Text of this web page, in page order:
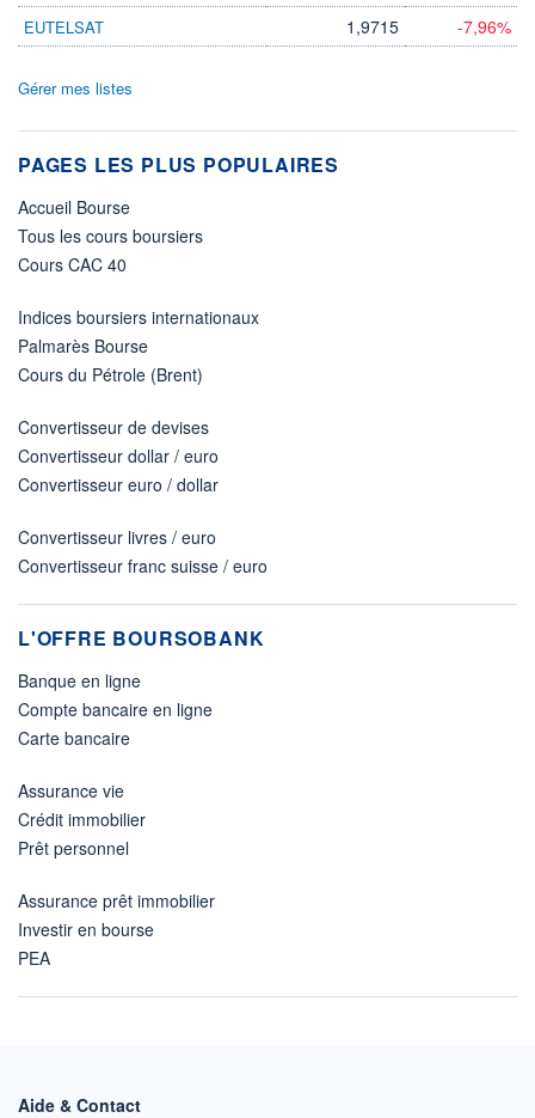
EUTELSAT 1,9715 -7,96%
Gérer mes listes
PAGES LES PLUS POPULAIRES
Accueil Bourse
Tous les cours boursiers
Cours CAC 40
Indices boursiers internationaux
Palmarès Bourse
Cours du Pétrole (Brent)
Convertisseur de devises
Convertisseur dollar / euro
Convertisseur euro / dollar
Convertisseur livres / euro
Convertisseur franc suisse / euro
L'OFFRE BOURSOBANK
Banque en ligne
Compte bancaire en ligne
Carte bancaire
Assurance vie
Crédit immobilier
Prêt personnel
Assurance prêt immobilier
Investir en bourse
PEA
Aide & Contact